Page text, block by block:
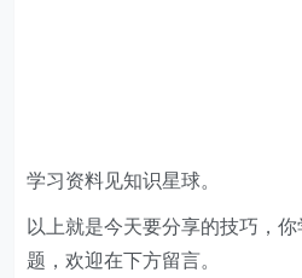
学习资料见知识星球。
以上就是今天要分享的技巧，
题，欢迎在下方留言。